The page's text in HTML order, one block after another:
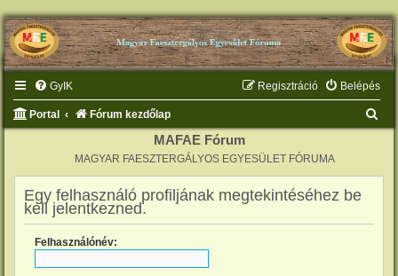
GyIK Belépés
Regisztráció
Portal Fórum kezdőlap
MAFAE Fórum
MAGYAR FAESZTERGÁLYOS EGYESÜLET FÓRUMA
Egy felhasználó profiljának megtekintéséhez be
kell jelentkezned.
Felhasználónév: